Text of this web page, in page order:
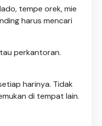
tempe orek, mie
harus mencari
perkantoran.
harinya. Tidak
di tempat lain.